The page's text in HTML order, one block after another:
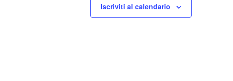
Iscriviti al calendario